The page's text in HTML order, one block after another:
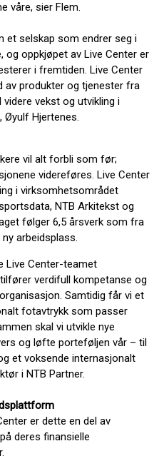
våre, sier Flem.
et selskap som endrer seg i
og oppkjøpet av Live Center er
i fremtiden. Live Center
av produkter og tjenester fra
vekst og utvikling i
Øyulf Hjertenes.
vil alt forbli som før;
videreføres. Live Center
i virksomhetsområdet
NTB Arkitekst og
følger 6,5 årsverk som fra
arbeidsplass.
Live Center-teamet
verdifull kompetanse og
Samtidig får vi et
fotavtrykk som passer
skal vi utvikle nye
og løfte porteføljen vår – til
et voksende internasjonalt
i NTB Partner.
er dette en del av
deres finansielle